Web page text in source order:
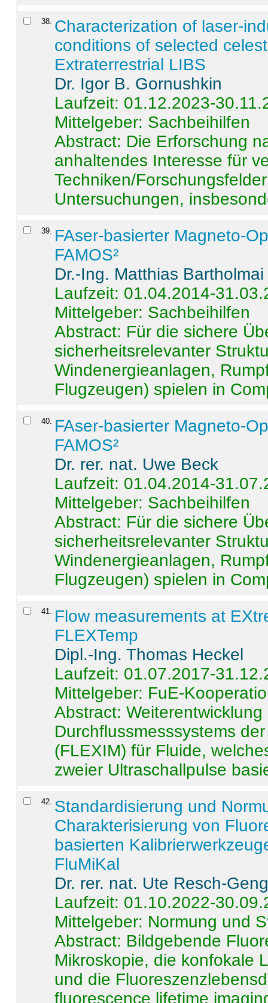
38. Characterization of laser-
conditions of selected
Extraterrestrial LIBS
Dr. Igor B. Gornushkin
Laufzeit: 01.12.2023-
Mittelgeber: Sachbeihilfen
Abstract: Die Erforschung
anhaltendes Interesse für
Techniken/
Untersuchungen,
39. FAser-basierter Magneto-
FAMOS²
Dr.-Ing. Matthias Bartholmai
Laufzeit: 01.04.2014-
Mittelgeber: Sachbeihilfen
Abstract: Für die sichere
sicherheitsrelevanter
Windenergieanlagen,
Flugzeugen) spielen in
40. FAser-basierter Magneto-
FAMOS²
Dr. rer. nat. Uwe Beck
Laufzeit: 01.04.2014-
Mittelgeber: Sachbeihilfen
Abstract: Für die sichere
sicherheitsrelevanter
Windenergieanlagen,
Flugzeugen) spielen in
41. Flow measurements at
FLEXTemp
Dipl.-Ing. Thomas Heckel
Laufzeit: 01.07.2017-
Mittelgeber: FuE-
Abstract:
Durchflussmesssystems
(FLEXIM) für Fluide,
zweier Ultraschallpulse
42. Standardisierung und
Charakterisierung von
basierten
FluMiKal
Dr. rer. nat. Ute Resch-
Laufzeit: 01.10.2022-
Mittelgeber: Normung und
Abstract: Bildgebende
Mikroskopie, die konfokale
und die
fluorescence lifetime